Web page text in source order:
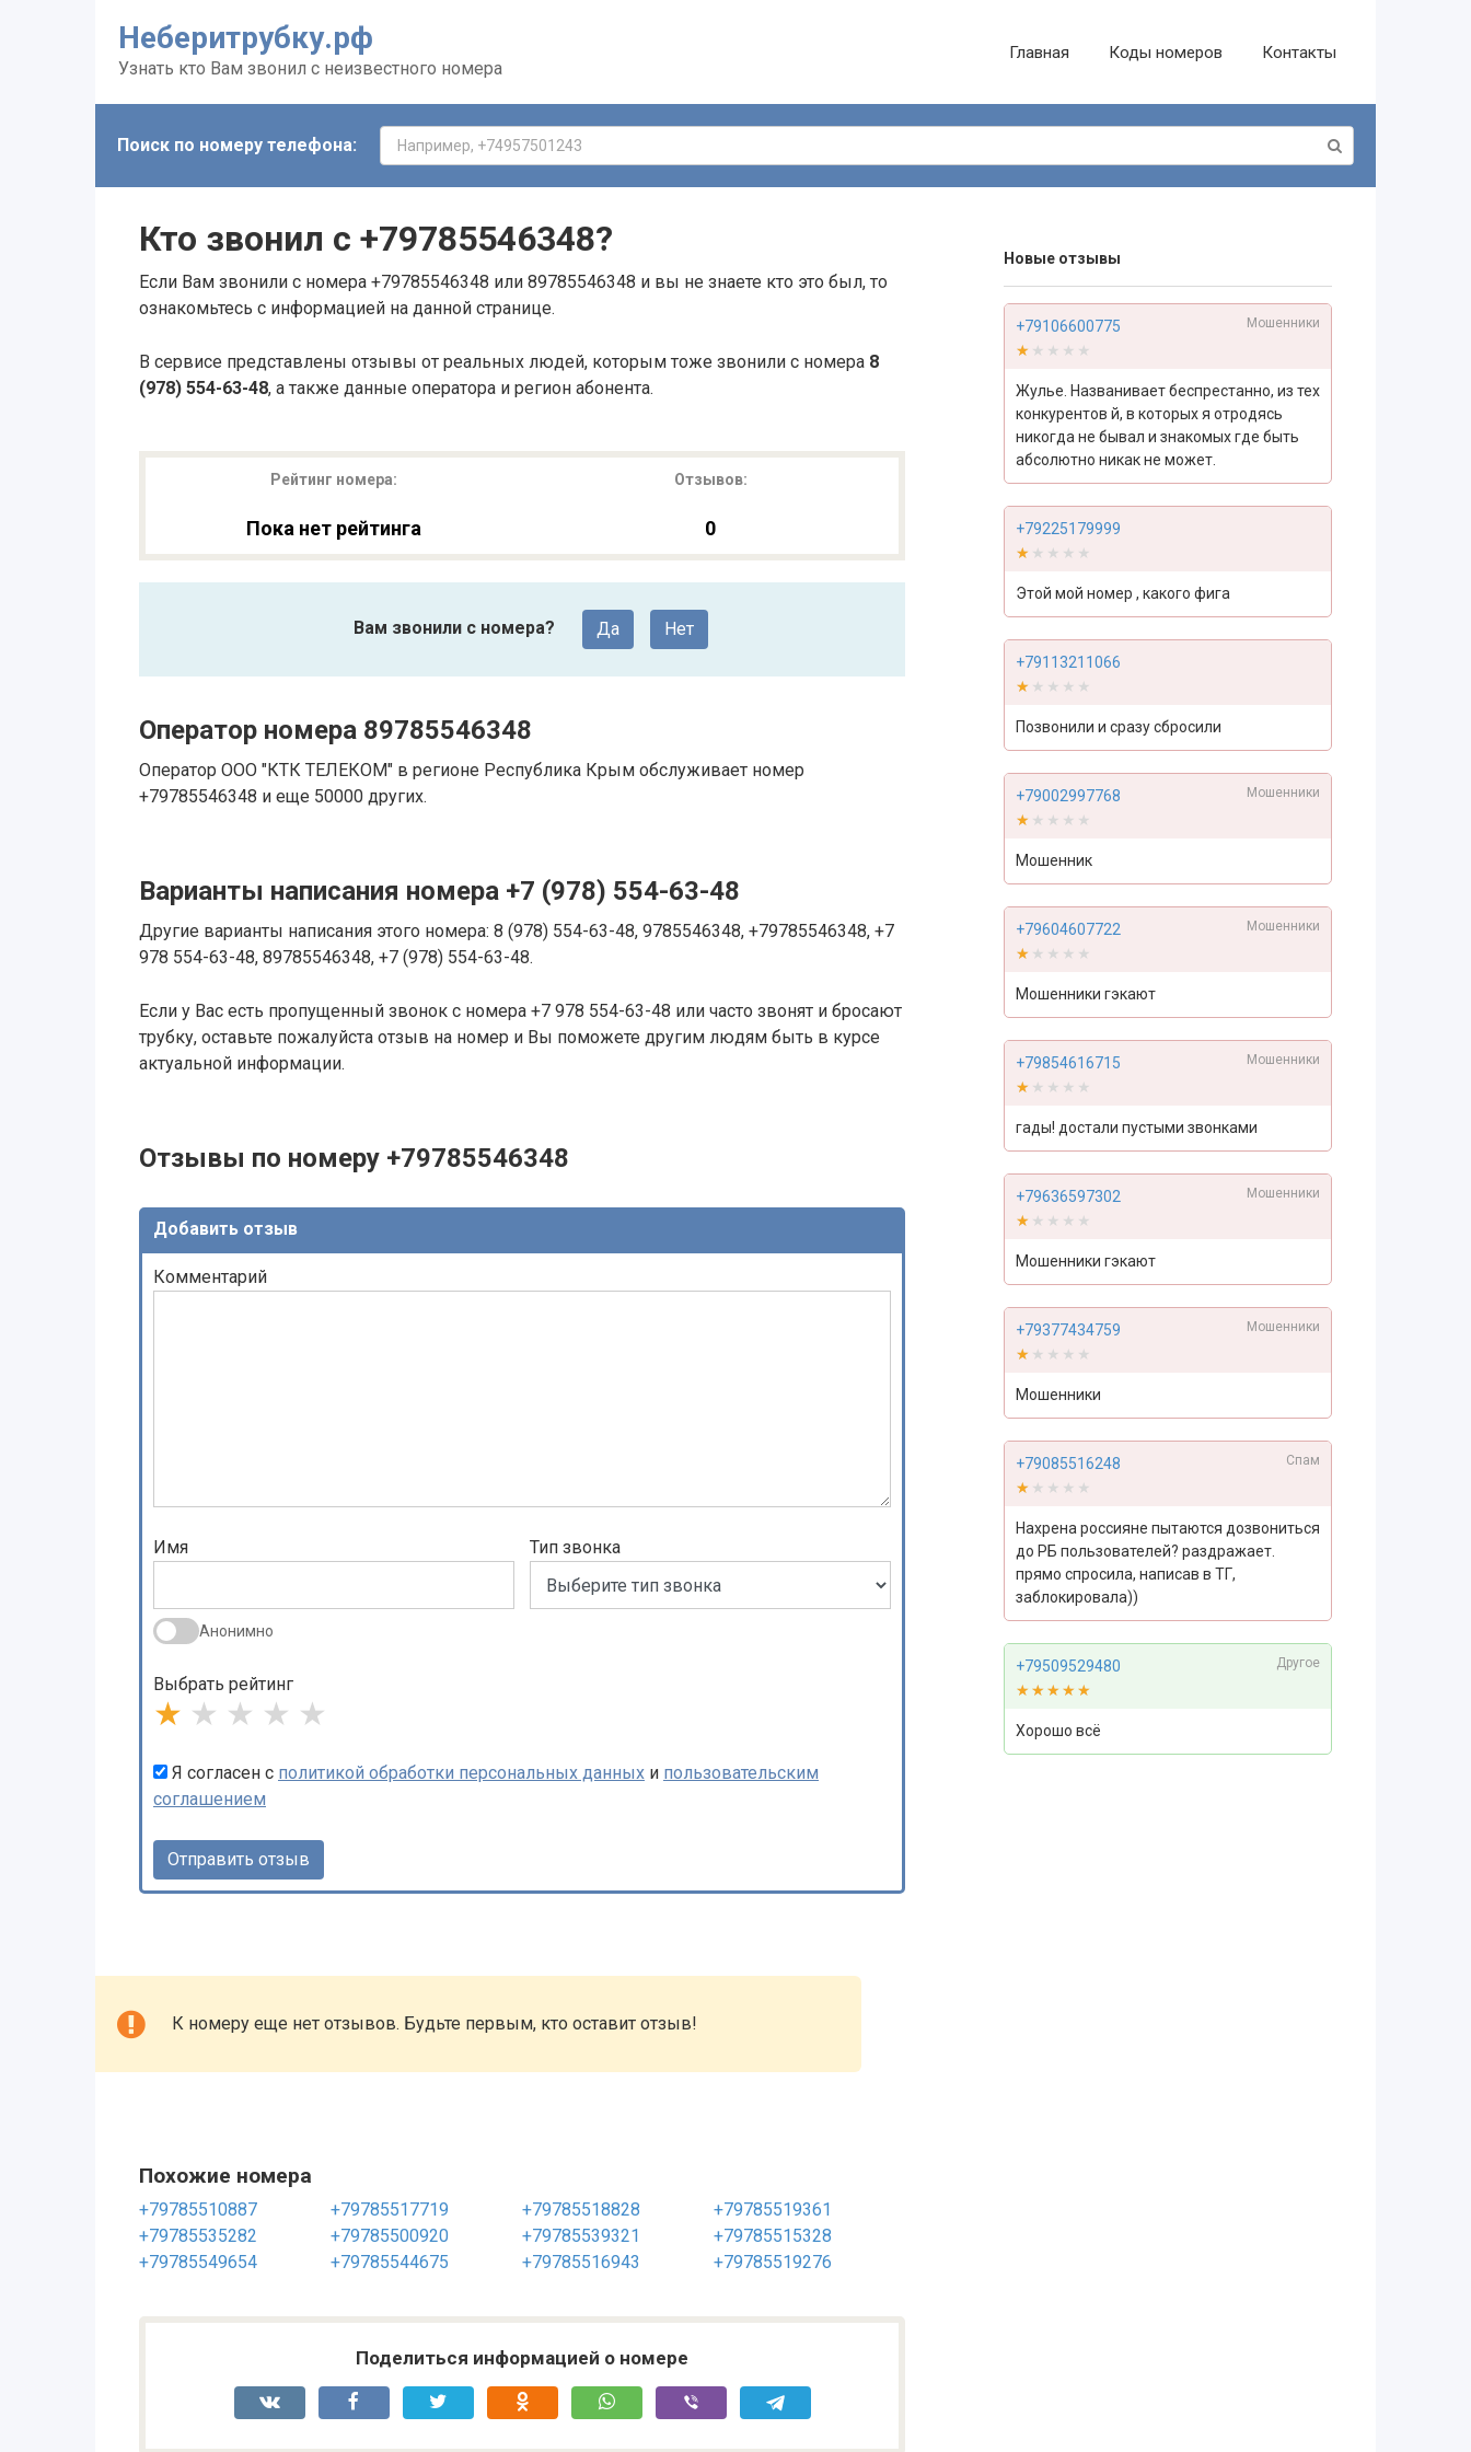
Неберитрубку.рф
Узнать кто Вам звонил с неизвестного номера
Главная Коды номеров Контакты
Поиск по номеру телефона:
Кто звонил с +79785546348?
Если Вам звонили с номера +79785546348 или 89785546348 и вы не знаете кто это был, то
ознакомьтесь с информацией на данной странице.
В сервисе представлены отзывы от реальных людей, которым тоже звонили с номера 8
(978) 554-63-48, а также данные оператора и регион абонента.
Рейтинг номера:
Пока нет рейтинга
Отзывов:
0
Вам звонили с номера? Да Нет
Оператор номера 89785546348
Оператор ООО "КТК ТЕЛЕКОМ" в регионе Республика Крым обслуживает номер
+79785546348 и еще 50000 других.
Варианты написания номера +7 (978) 554-63-48
Другие варианты написания этого номера: 8 (978) 554-63-48, 9785546348, +79785546348, +7
978 554-63-48, 89785546348, +7 (978) 554-63-48.
Если у Вас есть пропущенный звонок с номера +7 978 554-63-48 или часто звонят и бросают
трубку, оставьте пожалуйста отзыв на номер и Вы поможете другим людям быть в курсе
актуальной информации.
Отзывы по номеру +79785546348
Добавить отзыв
Комментарий
Имя
Анонимно
Тип звонка
Выбрать рейтинг
★ ★ ★ ★ ★
Я согласен с политикой обработки персональных данных и пользовательским
соглашением
К номеру еще нет отзывов. Будьте первым, кто оставит отзыв!
Похожие номера
+79785510887 +79785517719 +79785518828
+79785519361
+79785535282
+79785500920 +79785539321
+79785515328
+79785549654
+79785544675 +79785516943 +79785519276
Поделиться информацией о номере
Новые отзывы
+79106600775 Мошенники
★★★★★
★★★★★
Жулье. Названивает беспрестанно, из тех
конкурентов й, в которых я отродясь
никогда не бывал и знакомых где быть
абсолютно никак не может.
+79225179999
★★★★★
★★★★★
Этой мой номер , какого фига
+79113211066
★★★★★
★★★★★
Позвонили и сразу сбросили
+79002997768 Мошенники
★★★★★
★★★★★
Мошенник
+79604607722 Мошенники
★★★★★
★★★★★
Мошенники гэкают
+79854616715 Мошенники
★★★★★
★★★★★
гады! достали пустыми звонками
+79636597302 Мошенники
★★★★★
★★★★★
Мошенники гэкают
+79377434759 Мошенники
★★★★★
★★★★★
Мошенники
+79085516248 Спам
★★★★★
★★★★★
Нахрена россияне пытаются дозвониться
до РБ пользователей? раздражает.
прямо спросила, написав в ТГ,
заблокировала))
+79509529480 Другое
★★★★★
★★★★★
Хорошо всё